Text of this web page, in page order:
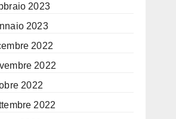
2023
2023
2022
2022
2022
2022